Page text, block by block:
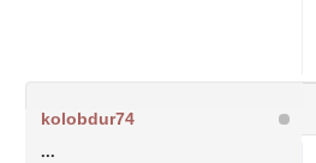
kolobdur74
...